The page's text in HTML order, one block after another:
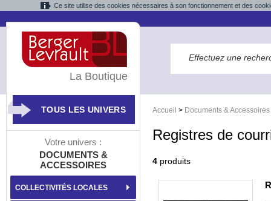
Ce site utilise des cookies nécessaires à son fonctionnement et des
Accueil > Documents & Accessoires
Registres de
4 produits
La Boutique
TOUS LES UNIVERS
Votre univers :
DOCUMENTS &
ACCESSOIRES
COLLECTIVITÉS LOCALES